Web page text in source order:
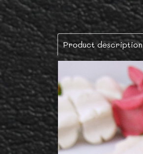
Product description